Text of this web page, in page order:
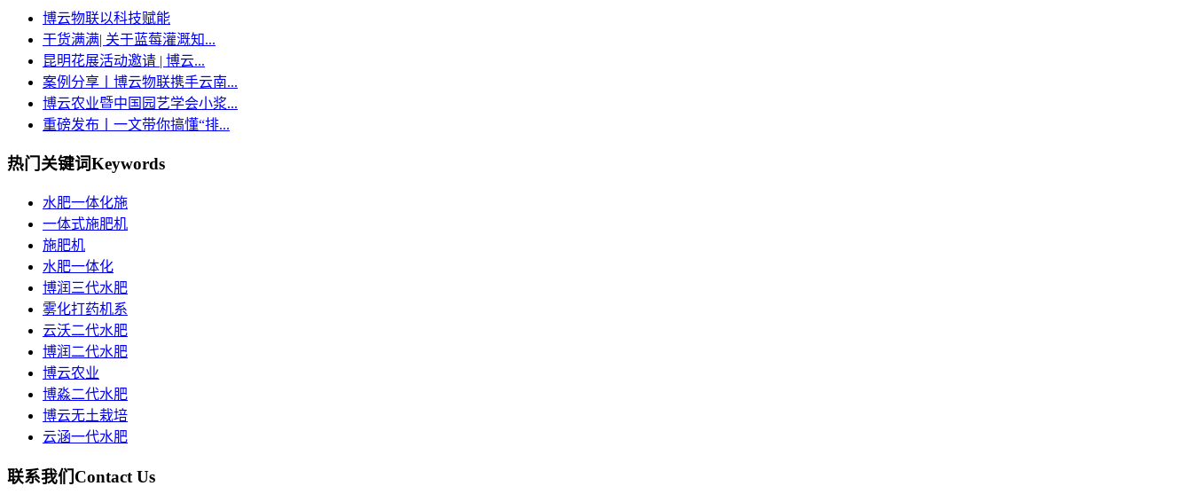
博云物联以科技赋能
干货满满| 关于蓝莓灌溉知...
昆明花展活动邀请 | 博云...
案例分享丨博云物联携手云南...
博云农业暨中国园艺学会小浆...
重磅发布丨一文带你搞懂“排...
热门关键词Keywords
水肥一体化施
一体式施肥机
施肥机
水肥一体化
博润三代水肥
雾化打药机系
云沃二代水肥
博润二代水肥
博云农业
博淼二代水肥
博云无土栽培
云涵一代水肥
联系我们Contact Us